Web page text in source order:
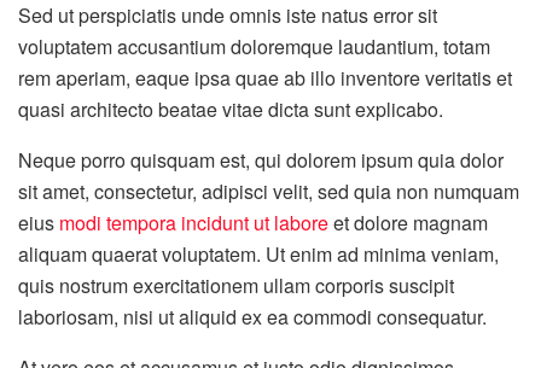
Sed ut perspiciatis unde omnis iste natus error sit
voluptatem accusantium doloremque laudantium, totam
rem aperiam, eaque ipsa quae ab illo inventore veritatis et
quasi architecto beatae vitae dicta sunt explicabo.
Neque porro quisquam est, qui dolorem ipsum quia dolor
sit amet, consectetur, adipisci velit, sed quia non numquam
eius modi tempora incidunt ut laboreet dolore magnam
aliquam quaerat voluptatem. Ut enim ad minima veniam,
quis nostrum exercitationem ullam corporis suscipit
laboriosam, nisi ut aliquid ex ea commodi consequatur.